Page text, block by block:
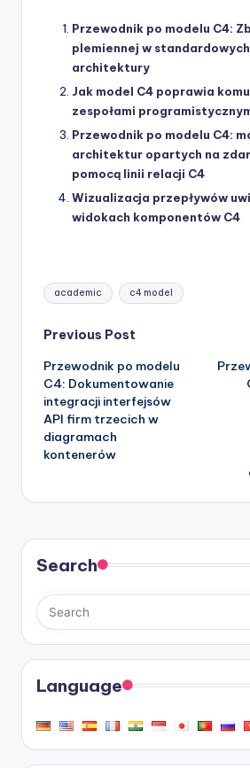
Przewodnik po modelu C4:
plemiennej w
architektury
Jak model C4 poprawia
zespołami
Przewodnik po modelu C4:
architektur opartych na
pomocą linii relacji C4
Wizualizacja przepływów
widokach komponentów C4
Tags:
academic c4 model
Post
navigation
Previous Post
Przewodnik po modelu
C4: Dokumentowanie
integracji interfejsów
API firm trzecich w
diagramach
kontenerów
Search
Language